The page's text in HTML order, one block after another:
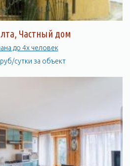
Частный дом
до 4х человек
сутки за объект